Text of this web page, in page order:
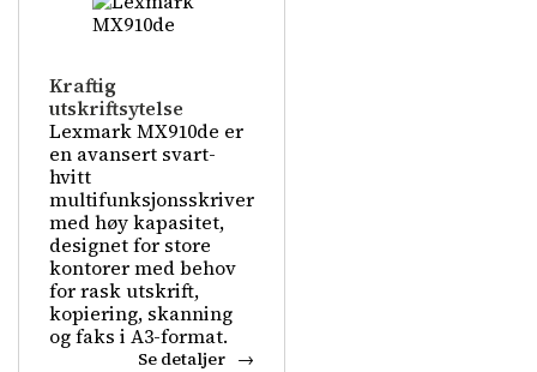
Kraftig
utskriftsytelse
Lexmark MX910de er
en avansert svart-
hvitt
multifunksjonsskriver
med høy kapasitet,
designet for store
kontorer med behov
for rask utskrift,
kopiering, skanning
og faks i A3-format.
Se detaljer